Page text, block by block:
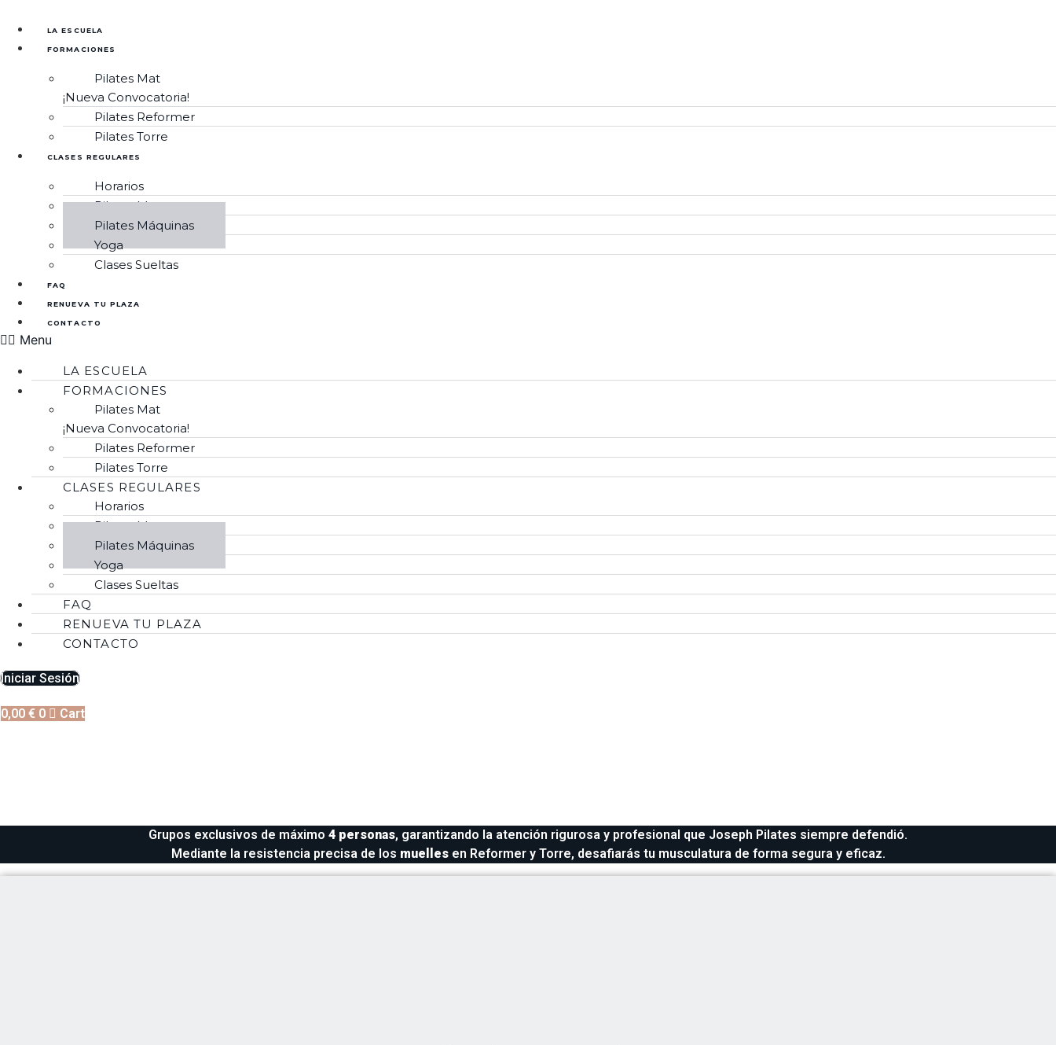
contenido
LA ESCUELA
FORMACIONES
Pilates Mat
¡Nueva Convocatoria!
Pilates Reformer
Pilates Torre
CLASES REGULARES
Horarios
Pilates Mat
Pilates Máquinas
Yoga
Clases Sueltas
FAQ
RENUEVA TU PLAZA
CONTACTO
Menu
LA ESCUELA
FORMACIONES
Pilates Mat
¡Nueva Convocatoria!
Pilates Reformer
Pilates Torre
CLASES REGULARES
Horarios
Pilates Mat
Pilates Máquinas
Yoga
Clases Sueltas
FAQ
RENUEVA TU PLAZA
CONTACTO
Iniciar Sesión
0,00 € 0 Cart
Grupos exclusivos de máximo 4 personas, garantizando la atención rigurosa y profesional que Joseph Pilates siempre defendió.
Mediante la resistencia precisa de los muellesen Reformer y Torre, desafiarás tu musculatura de forma segura y eficaz.